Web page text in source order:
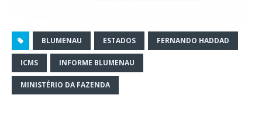
BLUMENAU ESTADOS FERNANDO HADDAD
ICMS INFORME BLUMENAU
MINISTÉRIO DA FAZENDA